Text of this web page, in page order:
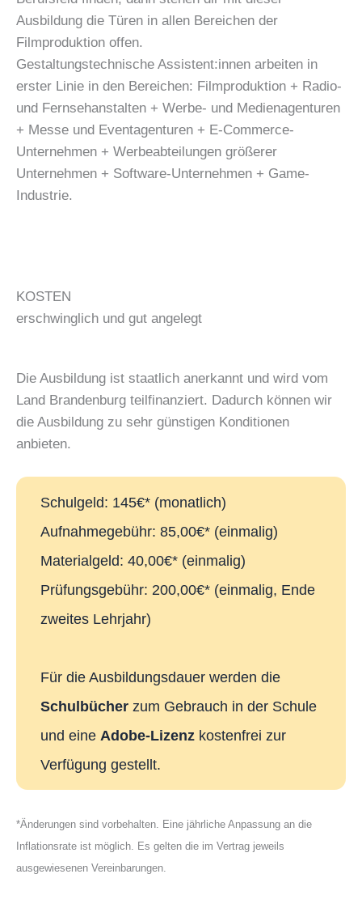
Ausbildung die Türen in allen Bereichen der
Filmproduktion offen.
Gestaltungstechnische Assistent:innen arbeiten in
erster Linie in den Bereichen: Filmproduktion + Radio-
und Fernsehanstalten + Werbe- und Medienagenturen
+ Messe und Eventagenturen + E-Commerce-
Unternehmen + Werbeabteilungen größerer
Unternehmen + Software-Unternehmen + Game-
Industrie.
KOSTEN
erschwinglich und gut angelegt
Die Ausbildung ist staatlich anerkannt und wird vom
Land Brandenburg teilfinanziert. Dadurch können wir
die Ausbildung zu sehr günstigen Konditionen
anbieten.
Schulgeld: 145€* (monatlich)
Aufnahmegebühr: 85,00€* (einmalig)
Materialgeld: 40,00€* (einmalig)
Prüfungsgebühr: 200,00€* (einmalig, Ende
zweites Lehrjahr)
Für die Ausbildungsdauer werden die
Schulbücher zum Gebrauch in der Schule
und eine Adobe-Lizenz kostenfrei zur
Verfügung gestellt.
*Änderungen sind vorbehalten. Eine jährliche Anpassung an die
Inflationsrate ist möglich. Es gelten die im Vertrag jeweils
ausgewiesenen Vereinbarungen.